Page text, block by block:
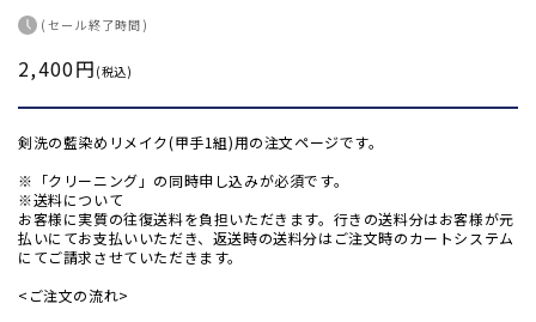
(セール終了時間)
通
格
2,400円 (税込)
剣洗の藍染めリメイク(甲手1組)用の注文ページです。
※「クリーニング」の同時申し込みが必須です。
※送料について
お客様に実質の往復送料を負担いただきます。行きの送料分はお客様が元
払いにてお支払いいただき、返送時の送料分はご注文時のカートシステム
にてご請求させていただきます。
<ご注文の流れ>